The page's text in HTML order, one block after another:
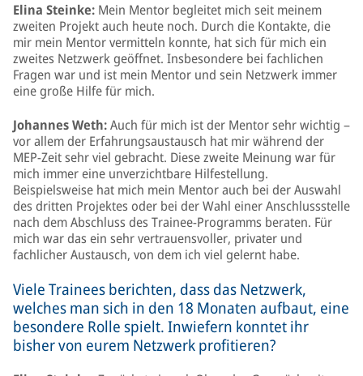
Elina Steinke: Mein Mentor begleitet mich seit meinem
zweiten Projekt auch heute noch. Durch die Kontakte, die
mir mein Mentor vermitteln konnte, hat sich für mich ein
zweites Netzwerk geöffnet. Insbesondere bei fachlichen
Fragen war und ist mein Mentor und sein Netzwerk immer
eine große Hilfe für mich.
Johannes Weth:Auch für mich ist der Mentor sehr wichtig –
vor allem der Erfahrungsaustausch hat mir während der
MEP-Zeit sehr viel gebracht. Diese zweite Meinung war für
mich immer eine unverzichtbare Hilfestellung.
Beispielsweise hat mich mein Mentor auch bei der Auswahl
des dritten Projektes oder bei der Wahl einer Anschlussstelle
nach dem Abschluss des Trainee-Programms beraten. Für
mich war das ein sehr vertrauensvoller, privater und
fachlicher Austausch, von dem ich viel gelernt habe.
Viele Trainees berichten, dass das Netzwerk,
welches man sich in den 18 Monaten aufbaut, eine
besondere Rolle spielt. Inwiefern konntet ihr
bisher von eurem Netzwerk profitieren?